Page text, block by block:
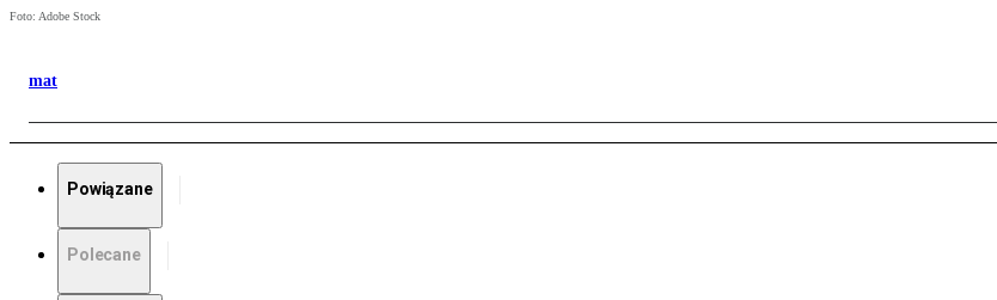
Foto: Adobe Stock
mat
Powiązane
Polecane